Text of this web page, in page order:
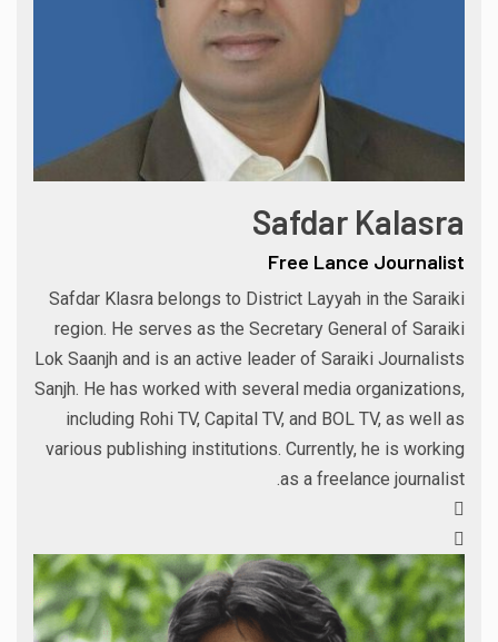
Safdar Kalasra
Free Lance Journalist
Safdar Klasra belongs to District Layyah in the Saraiki
region. He serves as the Secretary General of Saraiki
Lok Saanjh and is an active leader of Saraiki Journalists
Sanjh. He has worked with several media organizations,
including Rohi TV, Capital TV, and BOL TV, as well as
various publishing institutions. Currently, he is working
as a freelance journalist.